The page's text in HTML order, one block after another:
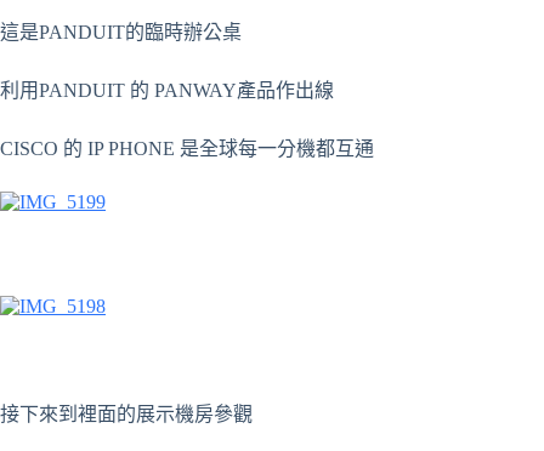
這是PANDUIT的臨時辦公桌
利用PANDUIT 的 PANWAY產品作出線
CISCO 的 IP PHONE 是全球每一分機都互通
接下來到裡面的展示機房參觀